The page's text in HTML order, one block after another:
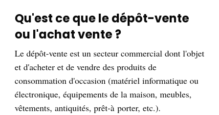
Qu'est ce que le dépôt-vente
ou l'achat vente ?
Le dépôt-vente est un secteur commercial dont l'objet
et d'acheter et de vendre des produits de
consommation d'occasion (matériel informatique ou
électronique, équipements de la maison, meubles,
vêtements, antiquités, prêt-à porter, etc.).